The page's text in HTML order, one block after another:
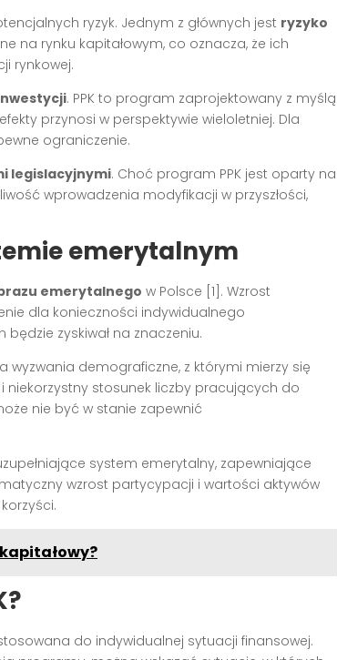
ryzyk. Jednym z głównych jest ryzyko
na rynku kapitałowym, co oznacza, że ich
rynkowej.
. PPK to program zaprojektowany z myślą
przynosi w perspektywie wieloletniej. Dla
ograniczenie.
legislacyjnymi. Choć program PPK jest oparty na
wprowadzenia modyfikacji w przyszłości,
emerytalnym
emerytalnego w Polsce [1]. Wzrost
dla konieczności indywidualnego
zyskiwał na znaczeniu.
wyzwania demograficzne, z którymi mierzy się
niekorzystny stosunek liczby pracujących do
nie być w stanie zapewnić
system emerytalny, zapewniające
wzrost partycypacji i wartości aktywów
do indywidualnej sytuacji finansowej.